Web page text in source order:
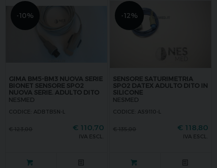
-10%
GIMA BM5-BM3 NUOVA SERIE
BIONET SENSORE SPO2
NUOVA SERIE. ADULTO DITO
NESMED
CODICE: ADBTB5N-L
€ 110,70
IVA ESCL.
-12%
SENSORE SATURIMETRIA
SPO2 DATEX ADULTO DITO IN
SILICONE
NESMED
CODICE: AS9110-L
€ 118,80
IVA ESCL.